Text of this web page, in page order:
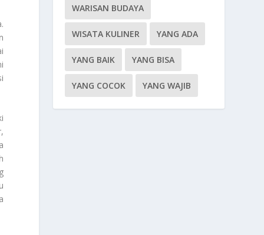
.
WARISAN BUDAYA
WISATA KULINER YANG ADA
YANG BAIK YANG BISA
YANG COCOK YANG WAJIB